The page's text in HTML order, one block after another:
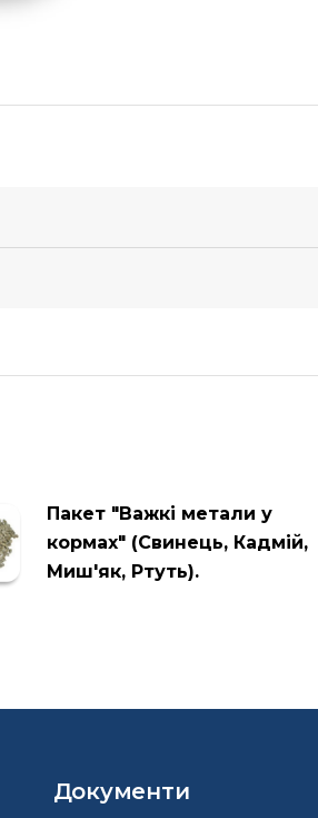
Пакет "Важкі метали у
кормах" (Свинець, Кадмій,
Миш'як, Ртуть).
Документи